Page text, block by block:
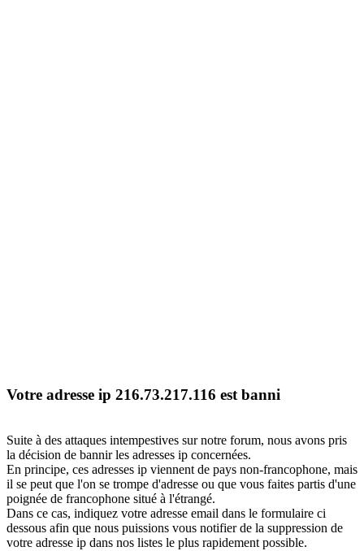
Votre adresse ip 216.73.217.116 est banni
Suite à des attaques intempestives sur notre forum, nous avons pris
la décision de bannir les adresses ip concernées.
En principe, ces adresses ip viennent de pays non-francophone, mais
il se peut que l'on se trompe d'adresse ou que vous faites partis d'une
poignée de francophone situé à l'étrangé.
Dans ce cas, indiquez votre adresse email dans le formulaire ci
dessous afin que nous puissions vous notifier de la suppression de
votre adresse ip dans nos listes le plus rapidement possible.